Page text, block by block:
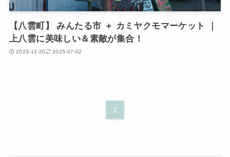
【八雲町】 みんたる市 ＋ カミヤクモマーケット ｜
上八雲に美味しい＆素敵が集合！
2023-12-20 2025-07-02
1